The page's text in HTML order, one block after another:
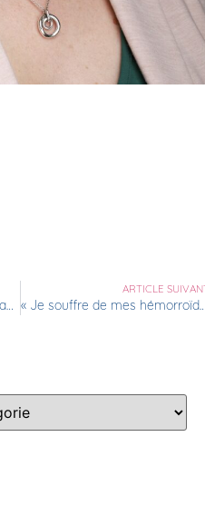
Traitement du kyste pilonidal au laser
ARTICLE
​« Je souffre de mes hémorroïdes »…